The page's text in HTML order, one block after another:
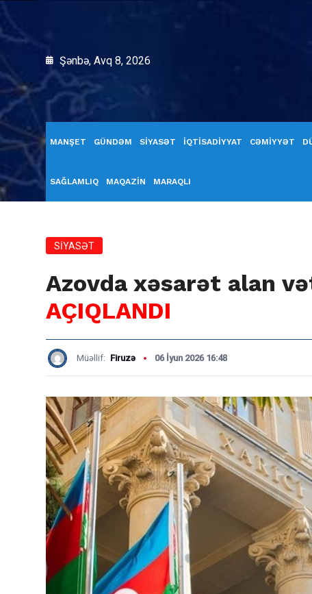
Şənbə, Avq 8, 2026
MANŞET GÜNDƏM SİYASƏT İQTİSADİYYAT CƏMİYYƏT
SAĞLAMLIQ MAQAZİN MARAQLI
SİYASƏT
Azovda xəsarət alan
AÇIQLANDI
Müəllif: Firuzə 06 İyun 2026 16:48